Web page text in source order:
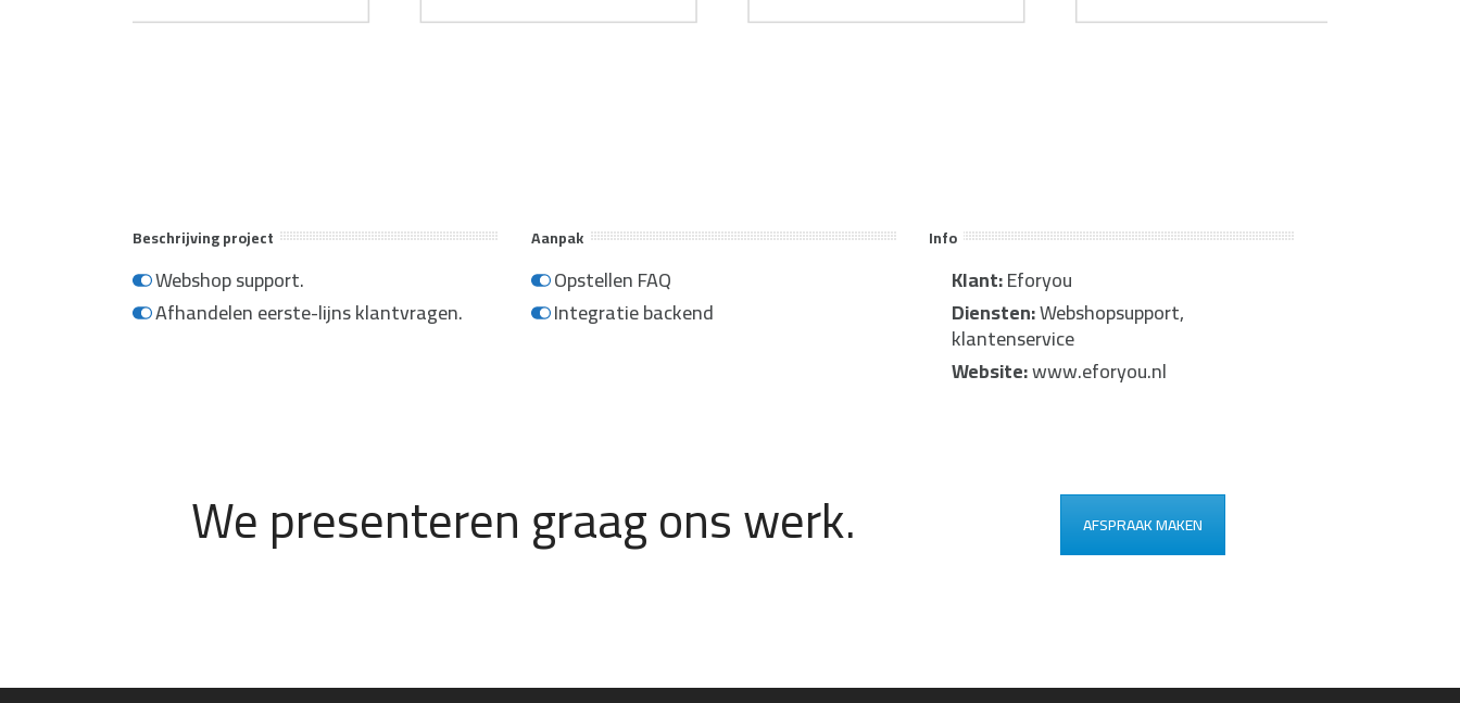
Beschrijving project
Webshop support.
Afhandelen eerste-lijns klantvragen.
Aanpak
Opstellen FAQ
Integratie backend
Info
Klant:Eforyou
Diensten:Webshopsupport,
klantenservice
Website:www.eforyou.nl
We presenteren graag ons werk. AFSPRAAK MAKEN